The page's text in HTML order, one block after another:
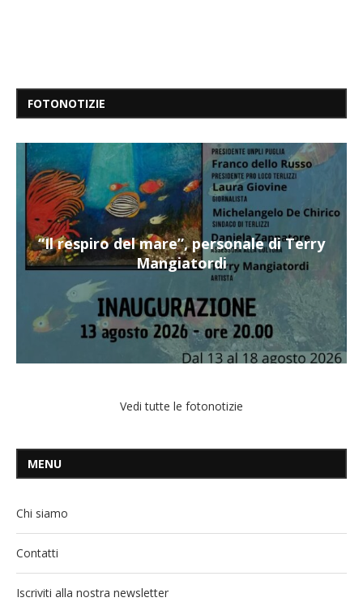
FOTONOTIZIE
“Il respiro del mare”, personale di Terry
Mangiatordi
Vedi tutte le fotonotizie
MENU
Chi siamo
Contatti
Iscriviti alla nostra newsletter